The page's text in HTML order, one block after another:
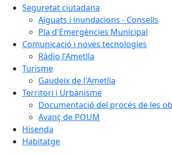
Seguretat ciutadana
Aiguats i inundacions - Consells
Pla d'Emergències Municipal
Comunicació i noves tecnologies
Ràdio l'Ametlla
Turisme
Gaudeix de l'Ametlla
Territori i Urbanisme
Documentació del procés de les
Avanç de POUM
Hisenda
Habitatge